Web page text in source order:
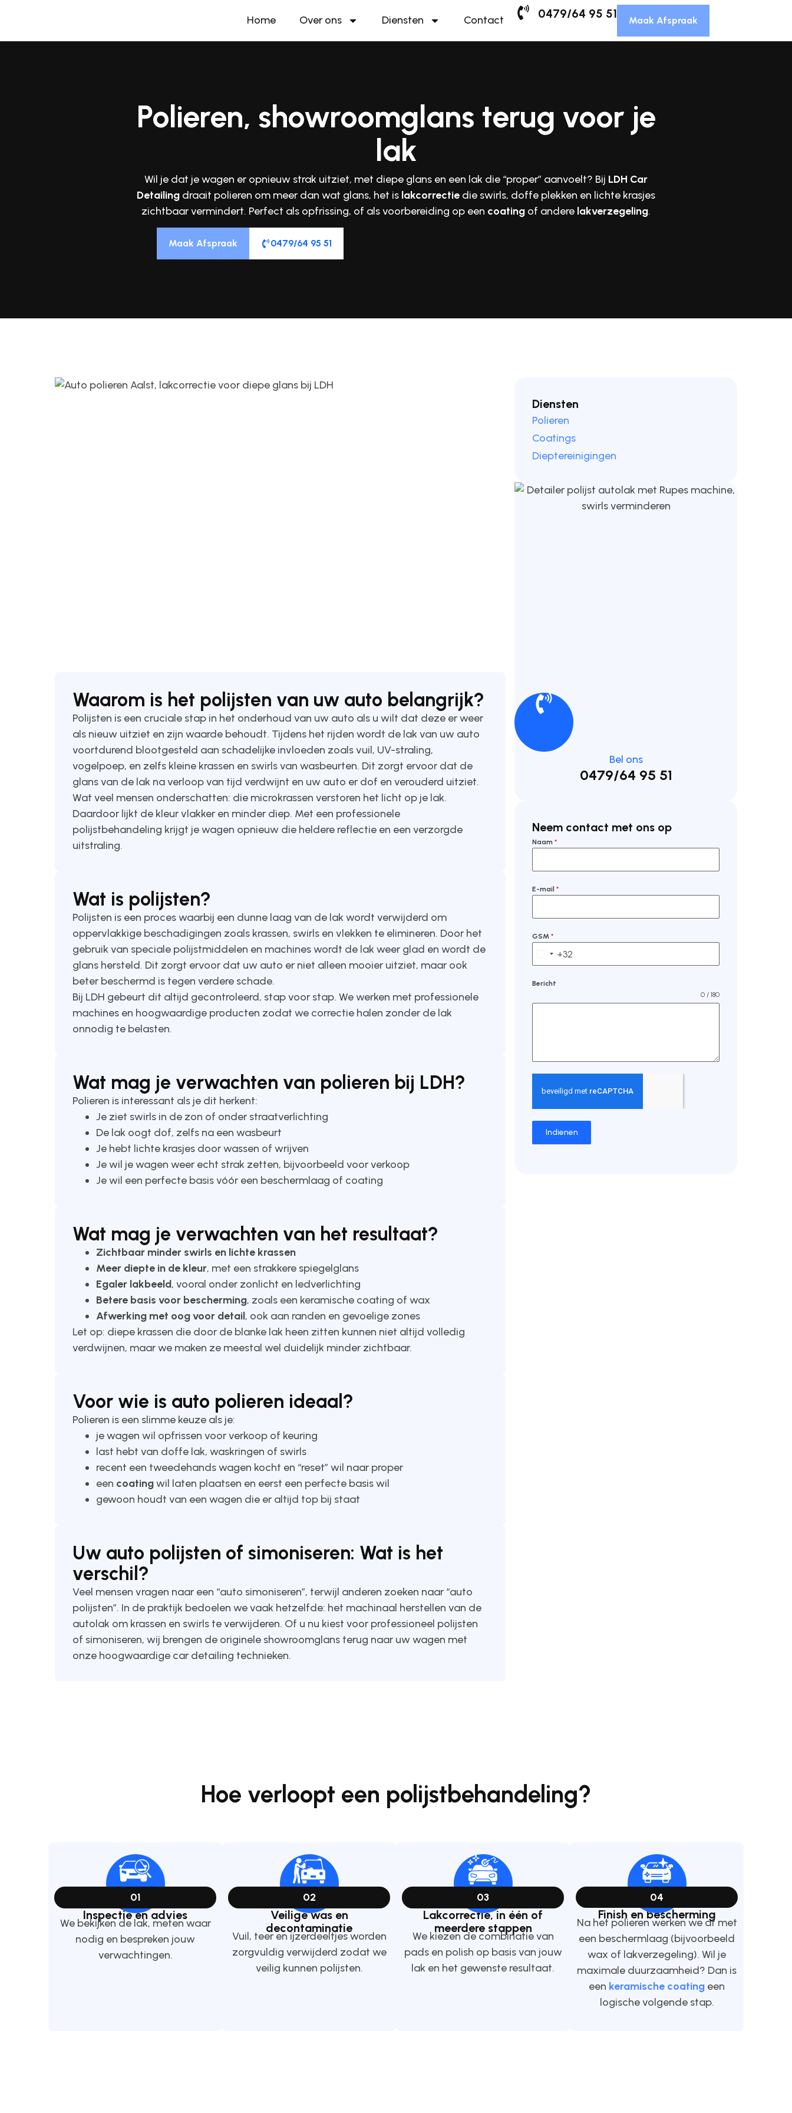
Home Over ons Diensten Contact 0479/64 95 51 Maak Afspraak
Polieren, showroomglans terug voor je
lak
Wil je dat je wagen er opnieuw strak uitziet, met diepe glans en een lak die “proper” aanvoelt? Bij LDH Car
Detailing draait polieren om meer dan wat glans, het is lakcorrectie die swirls, doffe plekken en lichte krasjes
zichtbaar vermindert. Perfect als opfrissing, of als voorbereiding op een coating of andere lakverzegeling.
Maak Afspraak 0479/64 95 51
Waarom is het polijsten van uw auto belangrijk?
Polijsten is een cruciale stap in het onderhoud van uw auto als u wilt dat deze er weer
als nieuw uitziet en zijn waarde behoudt. Tijdens het rijden wordt de lak van uw auto
voortdurend blootgesteld aan schadelijke invloeden zoals vuil, UV-straling,
vogelpoep, en zelfs kleine krassen en swirls van wasbeurten. Dit zorgt ervoor dat de
glans van de lak na verloop van tijd verdwijnt en uw auto er dof en verouderd uitziet.
Wat veel mensen onderschatten: die microkrassen verstoren het licht op je lak.
Daardoor lijkt de kleur vlakker en minder diep. Met een professionele
polijstbehandeling krijgt je wagen opnieuw die heldere reflectie en een verzorgde
uitstraling.
Wat is polijsten?
Polijsten is een proces waarbij een dunne laag van de lak wordt verwijderd om
oppervlakkige beschadigingen zoals krassen, swirls en vlekken te elimineren. Door het
gebruik van speciale polijstmiddelen en machines wordt de lak weer glad en wordt de
glans hersteld. Dit zorgt ervoor dat uw auto er niet alleen mooier uitziet, maar ook
beter beschermd is tegen verdere schade.
Bij LDH gebeurt dit altijd gecontroleerd, stap voor stap. We werken met professionele
machines en hoogwaardige producten zodat we correctie halen zonder de lak
onnodig te belasten.
Wat mag je verwachten van polieren bij LDH?
Polieren is interessant als je dit herkent:
Je ziet swirls in de zon of onder straatverlichting
De lak oogt dof, zelfs na een wasbeurt
Je hebt lichte krasjes door wassen of wrijven
Je wil je wagen weer echt strak zetten, bijvoorbeeld voor verkoop
Je wil een perfecte basis vóór een beschermlaag of coating
Wat mag je verwachten van het resultaat?
Zichtbaar minder swirls en lichte krassen
Meer diepte in de kleur, met een strakkere spiegelglans
Egaler lakbeeld, vooral onder zonlicht en ledverlichting
Betere basis voor bescherming, zoals een keramische coating of wax
Afwerking met oog voor detail, ook aan randen en gevoelige zones
Let op: diepe krassen die door de blanke lak heen zitten kunnen niet altijd volledig
verdwijnen, maar we maken ze meestal wel duidelijk minder zichtbaar.
Voor wie is auto polieren ideaal?
Polieren is een slimme keuze als je:
je wagen wil opfrissen voor verkoop of keuring
last hebt van doffe lak, waskringen of swirls
recent een tweedehands wagen kocht en “reset” wil naar proper
een coatingwil laten plaatsen en eerst een perfecte basis wil
gewoon houdt van een wagen die er altijd top bij staat
Uw auto polijsten of simoniseren: Wat is het
verschil?
Veel mensen vragen naar een “auto simoniseren”, terwijl anderen zoeken naar “auto
polijsten”. In de praktijk bedoelen we vaak hetzelfde: het machinaal herstellen van de
autolak om krassen en swirls te verwijderen. Of u nu kiest voor professioneel polijsten
of simoniseren, wij brengen de originele showroomglans terug naar uw wagen met
onze hoogwaardige car detailing technieken.
Diensten
Polieren
Coatings
Dieptereinigingen
Bel ons
0479/64 95 51
Neem contact met ons op
Naam *
E-mail *
GSM *
Belgium +32
+32
Bericht
0 / 180
Indienen
Hoe verloopt een polijstbehandeling?
01
Inspectie en advies
We bekijken de lak, meten waar
nodig en bespreken jouw
verwachtingen.
02
Veilige was en
decontaminatie
Vuil, teer en ijzerdeeltjes worden
zorgvuldig verwijderd zodat we
veilig kunnen polijsten.
03
Lakcorrectie, in één of
meerdere stappen
We kiezen de combinatie van
pads en polish op basis van jouw
lak en het gewenste resultaat.
04
Finish en bescherming
Na het polieren werken we af met
een beschermlaag (bijvoorbeeld
wax of lakverzegeling). Wil je
maximale duurzaamheid? Dan is
een keramische coating een
logische volgende stap.